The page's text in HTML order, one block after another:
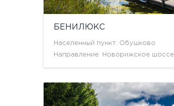
БЕНИЛЮКС
Населенный пункт: Обушково
Направление: Новорижское шоссе